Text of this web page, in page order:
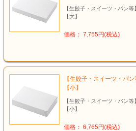
【生餃子・スイーツ・パン
【大】
価格： 7,755円(税込)
【生餃子・スイーツ・パ
【小】
【生餃子・スイーツ・パン
【小】
価格： 6,765円(税込)